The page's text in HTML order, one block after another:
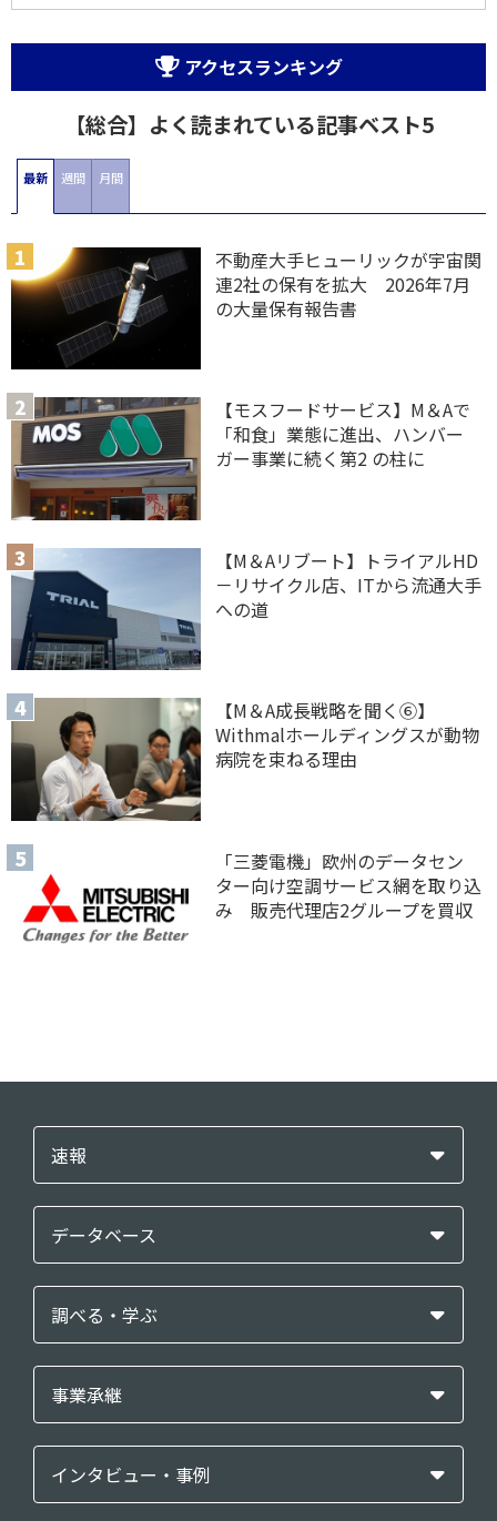
アクセスランキング
【総合】よく読まれている記事ベスト5
最新 週間 月間
不動産大手ヒューリックが宇宙関
連2社の保有を拡大 2026年7月
の大量保有報告書
【モスフードサービス】M＆Aで
「和食」業態に進出、ハンバー
ガー事業に続く第2 の柱に
【M＆Aリブート】トライアルHD
－リサイクル店、ITから流通大手
への道
【M＆A 成長戦略を聞く⑥】
Withmalホールディングスが動物
病院を束ねる理由
「三菱電機」欧州のデータセン
ター向け空調サービス網を取り込
み 販売代理店2グループを買収
速報
データベース
調べる・学ぶ
事業承継
インタビュー・事例